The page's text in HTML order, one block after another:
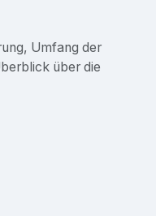
Umfang der
über die